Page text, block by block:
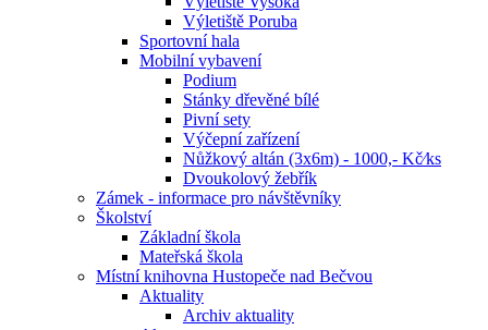
Výletiště Poruba
Sportovní hala
Mobilní vybavení
Podium
Stánky dřevěné bílé
Pivní sety
Výčepní zařízení
Nůžkový altán (3x6m) - 1000,- Kč⁄ks
Dvoukolový žebřík
Zámek - informace pro návštěvníky
Školství
Základní škola
Mateřská škola
Místní knihovna Hustopeče nad Bečvou
Aktuality
Archiv aktuality